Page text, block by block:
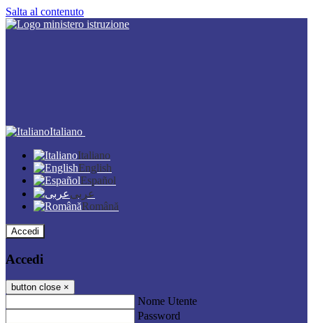
Salta al contenuto
Italiano
Italiano
English
Español
عربى
Română
Accedi
Accedi
button close ×
Nome Utente
Password